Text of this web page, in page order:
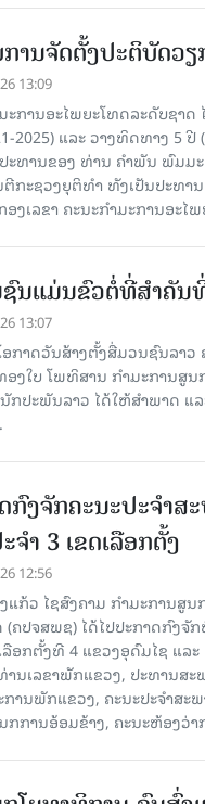
ານຈັດຕັ້ງປະຕິບັດວຽ
13:09
ະການອະໄພຍະໂທດລະດັບຊາ
2025) ແລະ ວາງທິດທາງ 5
ະທານຂອງ ທ່ານ ຄໍາພັນ ພົມມ
ກະຊວງຍຸຕິທຳ ທັງເປັນປະທາ
ງເລຂາ ຄະນະກຳມະການອະ
ນແມ່ນຂົວຕໍ່ທີ່ສໍາຄັນ
13:07
ອກາດວັນສ້າງຕັ້ງສື່ມວນຊົນລາວ
ງໃບ ໂພທິສານ ກໍາມະການສູນ
ກປະພັນລາວ ໄດ້ໃຫ້ສໍາພາດ
ກົງຈັກຄະນະປະຈໍາສ
ຈໍາ 3 ເຂດເລືອກຕັ້ງ
12:56
ແກ້ວ ໄຊສົງຄາມ ກຳມະການສູ
(ຄປຈສພຊ) ໄດ້ໄປປະກາດກົງຈັ
ລືອກຕັ້ງທີ 4 ແຂວງອຸດົມໄຊ ແ
ນເລຂາພັກແຂວງ, ປະທານສ
ານພັກແຂວງ, ຄະນະປະຈໍາສ
ການອ້ອມຂ້າງ, ຄະນະຫ້ອງວ່